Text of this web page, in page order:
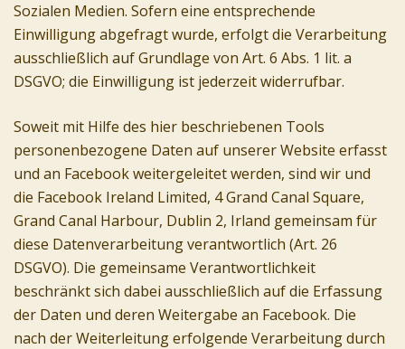
Sozialen Medien. Sofern eine entsprechende
Einwilligung abgefragt wurde, erfolgt die Verarbeitung
ausschließlich auf Grundlage von Art. 6 Abs. 1 lit. a
DSGVO; die Einwilligung ist jederzeit widerrufbar.
Soweit mit Hilfe des hier beschriebenen Tools
personenbezogene Daten auf unserer Website erfasst
und an Facebook weitergeleitet werden, sind wir und
die Facebook Ireland Limited, 4 Grand Canal Square,
Grand Canal Harbour, Dublin 2, Irland gemeinsam für
diese Datenverarbeitung verantwortlich (Art. 26
DSGVO). Die gemeinsame Verantwortlichkeit
beschränkt sich dabei ausschließlich auf die Erfassung
der Daten und deren Weitergabe an Facebook. Die
nach der Weiterleitung erfolgende Verarbeitung durch